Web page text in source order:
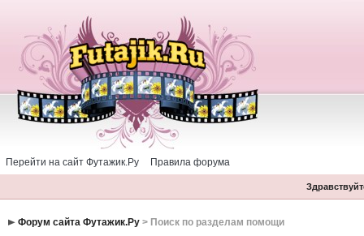
Перейти на сайт Футажик.Ру Правила форума
Форум сайта Футажик.Ру> Поиск по разделам помощи